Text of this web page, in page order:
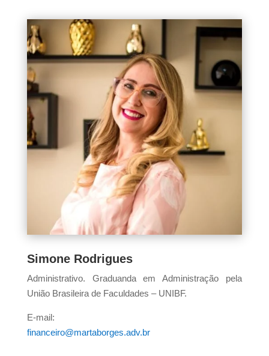
Simone Rodrigues
Administrativo. Graduanda em Administração pela
União Brasileira de Faculdades – UNIBF.
E-mail:
financeiro@martaborges.adv.br